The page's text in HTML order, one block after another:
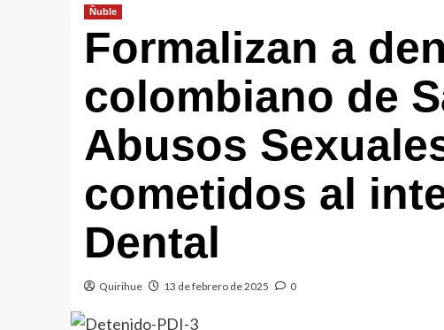
Ñuble
Formalizan a
colombiano de
Abusos
cometidos al
Dental
Quirihue 13 de febrero de 2025 0